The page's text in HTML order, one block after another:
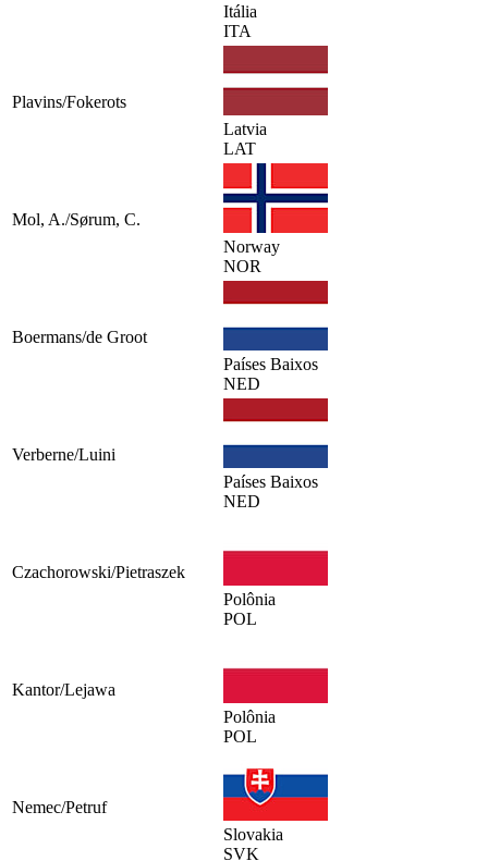
Itália
ITA
Plavins/Fokerots
Latvia
LAT
Mol, A./Sørum, C.
Norway
NOR
Boermans/de Groot
Países Baixos
NED
Verberne/Luini
Países Baixos
NED
Czachorowski/Pietraszek
Polônia
POL
Kantor/Lejawa
Polônia
POL
Nemec/Petruf
Slovakia
SVK